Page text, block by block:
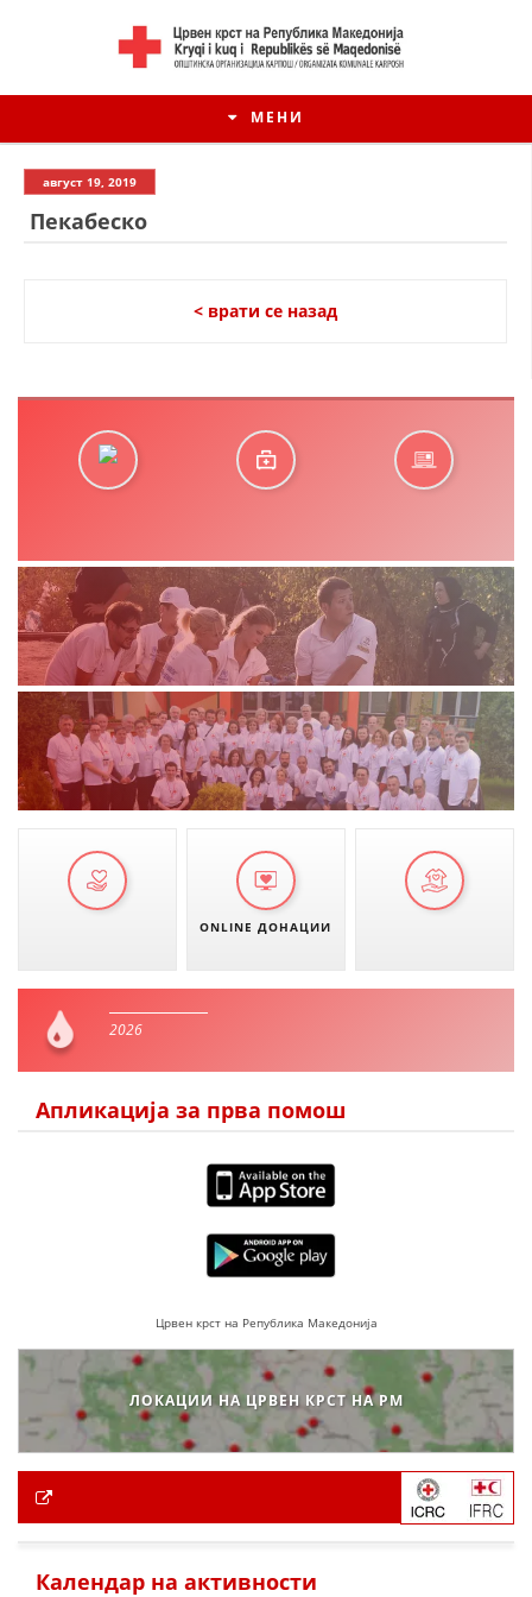
МЕНИ
ДЕЈСТВУВАЊЕ
ПРИРАЧНИЦИ
СТРАТЕГИИ
БРОШУРИ
август 19, 2019
Пекабеско
< врати се назад
ONLINE ДОНАЦИИ
2026
Апликација за прва помош
Црвен крст на Република Македонија
ЛОКАЦИИ НА ЦРВЕН КРСТ НА РМ
Календар на активности